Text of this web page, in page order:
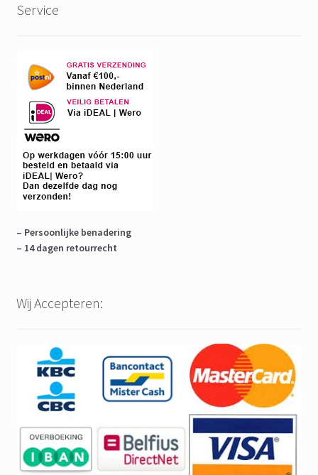
Service
– Persoonlijke benadering
– 14 dagen retourrecht
Wij Accepteren: